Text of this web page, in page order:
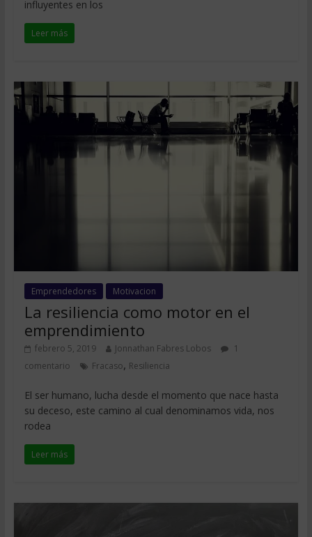
influyentes en los
Leer más
Emprendedores Motivacion
La resiliencia como motor en el
emprendimiento
febrero 5, 2019 Jonnathan Fabres Lobos
1
comentario
Fracaso, Resiliencia
El ser humano, lucha desde el momento que nace hasta
su deceso, este camino al cual denominamos vida, nos
rodea
Leer más